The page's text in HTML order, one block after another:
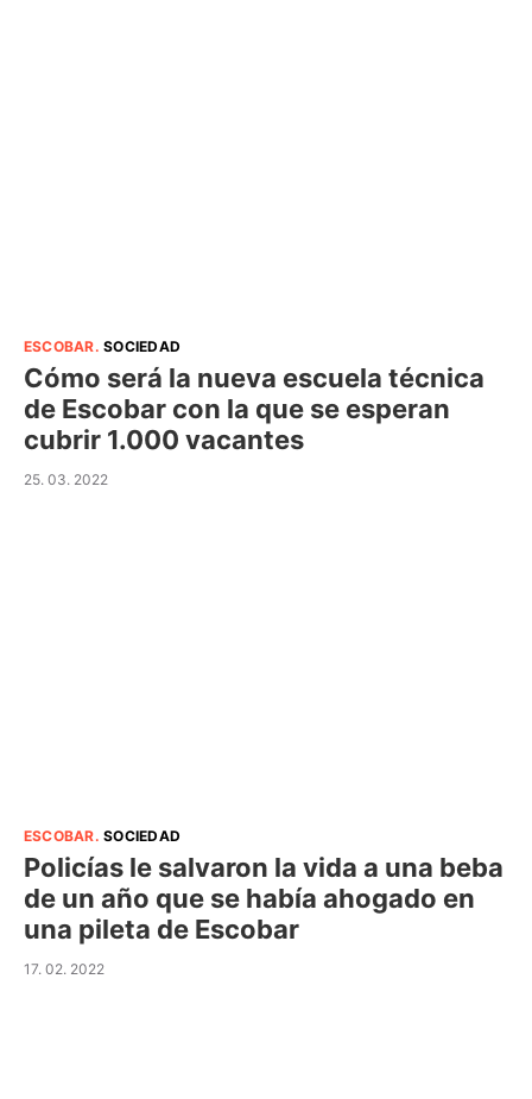
ESCOBAR.SOCIEDAD
Cómo será la nueva escuela técnica
de Escobar con la que se esperan
cubrir 1.000 vacantes
25. 03. 2022
ESCOBAR.SOCIEDAD
Policías le salvaron la vida a una beba
de un año que se había ahogado en
una pileta de Escobar
17. 02. 2022